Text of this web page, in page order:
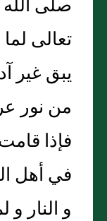
تعالى
يبق غير
من نور
فإذا
في أهل
و النار